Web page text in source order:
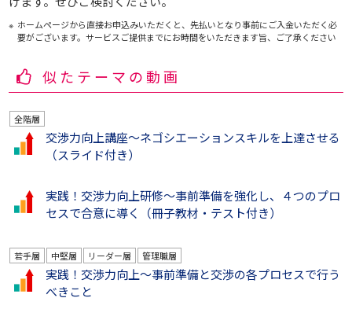
ホームページから直接お申込みいただくと、先払いとなり事前にご入金いただく必
要がございます。サービスご提供までにお時間をいただきます旨、ご了承ください
似たテーマの動画
全階層
交渉力向上講座～ネゴシエーションスキルを上達させる
（スライド付き）
実践！交渉力向上研修～事前準備を強化し、４つのプロ
セスで合意に導く（冊子教材・テスト付き）
若手層 中堅層 リーダー層 管理職層
実践！交渉力向上～事前準備と交渉の各プロセスで行う
べきこと